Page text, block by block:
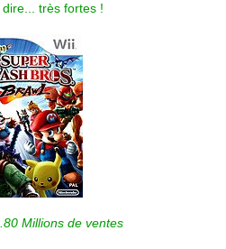
très fortes !
Millions de ventes